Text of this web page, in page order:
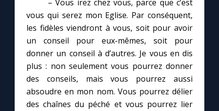
– Vous irez chez vous, parce que c’est
vous qui serez mon Eglise. Par conséquent,
les fidèles viendront à vous, soit pour avoir
un conseil pour eux-mêmes, soit pour
donner un conseil à d’autres. Je vous en dis
plus : non seulement vous pourrez donner
des conseils, mais vous pourrez aussi
absoudre en mon nom. Vous pourrez délier
des chaînes du péché et vous pourrez lier